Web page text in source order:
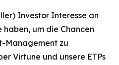
Investor Interesse an
um die Chancen
Management zu
Virtune und unsere ETPs